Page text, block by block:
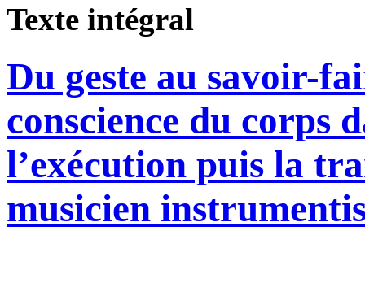
Texte intégral
Du geste au savoir-
conscience du corps
l’exécution puis la
musicien